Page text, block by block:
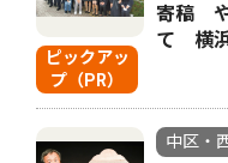
ピックアッ
プ（PR）
寄稿 や
て 横
中区・